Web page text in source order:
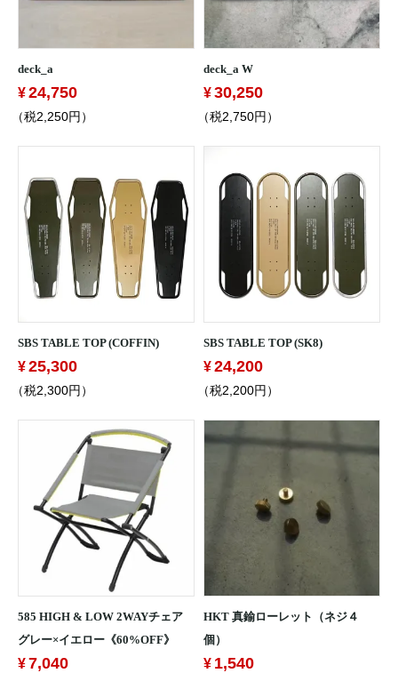
deck_a
24,750
（税2,250円）
deck_a W
30,250
（税2,750円）
SBS TABLE TOP (COFFIN)
25,300
（税2,300円）
SBS TABLE TOP (SK8)
24,200
（税2,200円）
585 HIGH & LOW 2WAYチェア
グレー×イエロー《60%OFF》
7,040
HKT 真鍮ローレット（ネジ４
個）
1,540